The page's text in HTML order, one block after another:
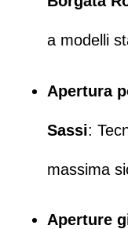
a modelli
Apertura
Sassi:
massima
Aperture